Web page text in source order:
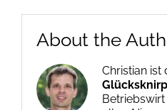
About the
Christian ist